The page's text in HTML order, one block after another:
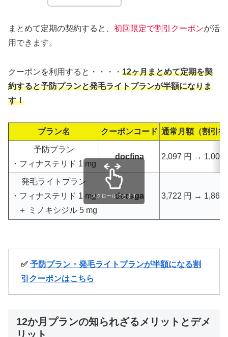
まとめて定期の契約すると、 初回限定で割引クーポンが活
用できます。
クーポンを利用すると・・・・ 12ヶ月まとめて定期を契
約すると予防プランと発毛ライトプランが半額になりま
す！
プラン名 クーポンコード 通常月額（割引後
予防プラン
・フィナステリド 1 mg
docfina 2,097 円 → 1,000
発毛ライトプラン
・フィナステリド 1 mg
＋ ミノキシジル 5 mg
docaga 3,722 円 → 1,861
スクロールできます
✅ 予防プラン・発毛ライトプランが半額になる割
引クーポンはこちら
12か月プランの知られざるメリットとデメ
リット